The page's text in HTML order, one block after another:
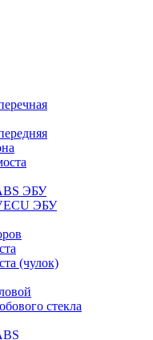
ЭБУ
ЭБУ
(чулок)
стекла